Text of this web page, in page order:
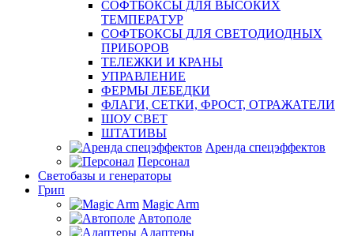
СОФТБОКСЫ ДЛЯ ВЫСОКИХ
ТЕМПЕРАТУР
СОФТБОКСЫ ДЛЯ СВЕТОДИОДНЫХ
ПРИБОРОВ
ТЕЛЕЖКИ И КРАНЫ
УПРАВЛЕНИЕ
ФЕРМЫ ЛЕБЕДКИ
ФЛАГИ, СЕТКИ, ФРОСТ, ОТРАЖАТЕЛИ
ШОУ СВЕТ
ШТАТИВЫ
Аренда спецэффектов
Персонал
Светобазы и генераторы
Грип
Magic Arm
Автополе
Адаптеры